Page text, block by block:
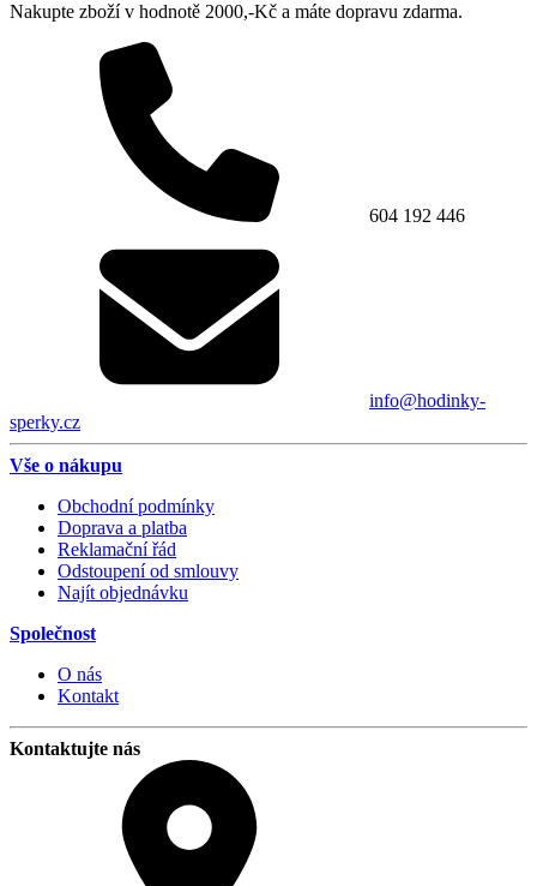
Nakupte zboží v hodnotě 2000,-Kč a máte dopravu zdarma.
604 192 446
info@hodinky-
sperky.cz
Vše o nákupu
Obchodní podmínky
Doprava a platba
Reklamační řád
Odstoupení od smlouvy
Najít objednávku
Společnost
O nás
Kontakt
Kontaktujte nás